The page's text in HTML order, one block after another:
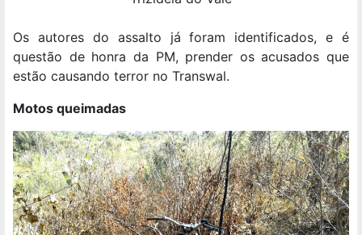
Os autores do assalto já foram identificados, e é
questão de honra da PM, prender os acusados que
estão causando terror no Transwal.
Motos queimadas